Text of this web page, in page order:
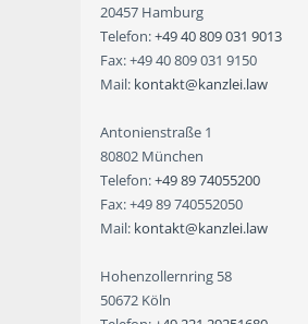
20457 Hamburg
Telefon:+49 40 809 031 9013
Fax: +49 40 809 031 9150
Mail: kontakt@kanzlei.law
Antonienstraße 1
80802 München
Telefon:+49 89 74055200
Fax: +49 89 740552050
Mail: kontakt@kanzlei.law
Hohenzollernring 58
50672 Köln